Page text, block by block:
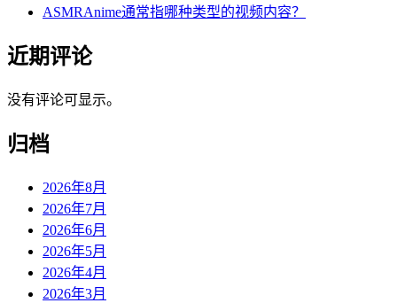
ASMRAnime通常指哪种类型的视频内容？
近期评论
没有评论可显示。
归档
2026年8月
2026年7月
2026年6月
2026年5月
2026年4月
2026年3月